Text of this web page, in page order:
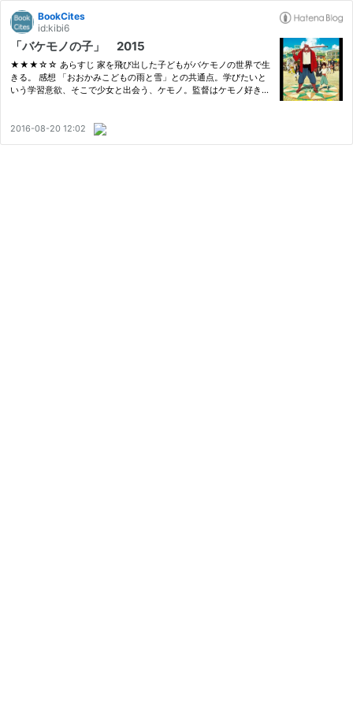
BookCites
id:kibi6
「バケモノの子」 2015
★★★☆☆ あらすじ 家を飛び出した子どもがバケモノの世界で生
きる。 感想 「おおかみこどもの雨と雪」との共通点。学びたいと
いう学習意欲、そこで少女と出会う、ケモノ。監督はケモノ好きな
とか…
2016-08-20 12:02